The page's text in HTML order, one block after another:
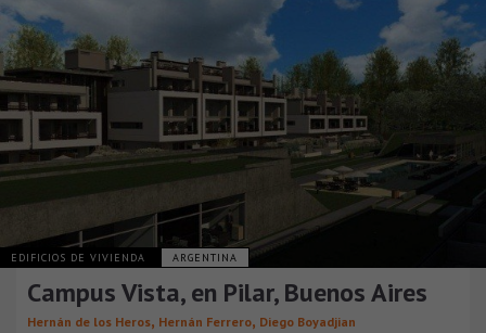
EDIFICIOS DE VIVIENDA ARGENTINA
Campus Vista, en Pilar, Buenos Aires
Hernán de los Heros, Hernán Ferrero, Diego Boyadjian